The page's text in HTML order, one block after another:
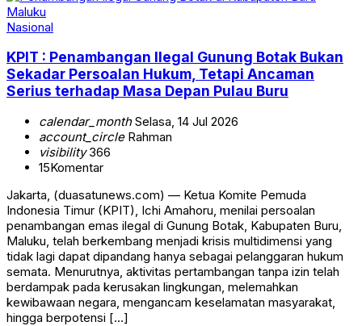
Nasional
KPIT : Penambangan Ilegal Gunung Botak Bukan
Sekadar Persoalan Hukum, Tetapi Ancaman
Serius terhadap Masa Depan Pulau Buru
calendar_monthSelasa, 14 Jul 2026
account_circleRahman
visibility366
15Komentar
Jakarta, (duasatunews.com) — Ketua Komite Pemuda
Indonesia Timur (KPIT), Ichi Amahoru, menilai persoalan
penambangan emas ilegal di Gunung Botak, Kabupaten Buru,
Maluku, telah berkembang menjadi krisis multidimensi yang
tidak lagi dapat dipandang hanya sebagai pelanggaran hukum
semata. Menurutnya, aktivitas pertambangan tanpa izin telah
berdampak pada kerusakan lingkungan, melemahkan
kewibawaan negara, mengancam keselamatan masyarakat,
hingga berpotensi […]